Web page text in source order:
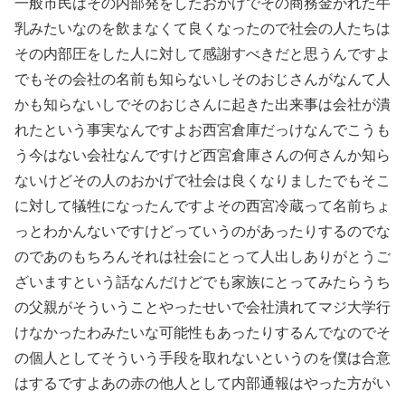
一般市民はその内部発をしたおかげでその商務金がれた牛
乳みたいなのを飲まなくて良くなったので社会の人たちは
その内部圧をした人に対して感謝すべきだと思うんですよ
でもその会社の名前も知らないしそのおじさんがなんて人
かも知らないしでそのおじさんに起きた出来事は会社が潰
れたという事実なんですよお西宮倉庫だっけなんでこうも
う今はない会社なんですけど西宮倉庫さんの何さんか知ら
ないけどその人のおかげで社会は良くなりましたでもそこ
に対して犠牲になったんですよその西宮冷蔵って名前ちょ
っとわかんないですけどっていうのがあったりするのでな
のであのもちろんそれは社会にとって人出しありがとうご
ざいますという話なんだけどでも家族にとってみたらうち
の父親がそういうことやったせいで会社潰れてマジ大学行
けなかったわみたいな可能性もあったりするんでなのでそ
の個人としてそういう手段を取れないというのを僕は合意
はするですよあの赤の他人として内部通報はやった方がい